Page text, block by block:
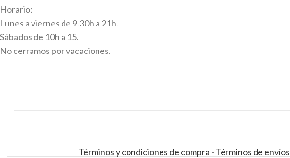
Horario:
Lunes a viernes de 9.30h a 21h.
Sábados de 10h a 15.
No cerramos por vacaciones.
Términos y condiciones de compra - Términos de